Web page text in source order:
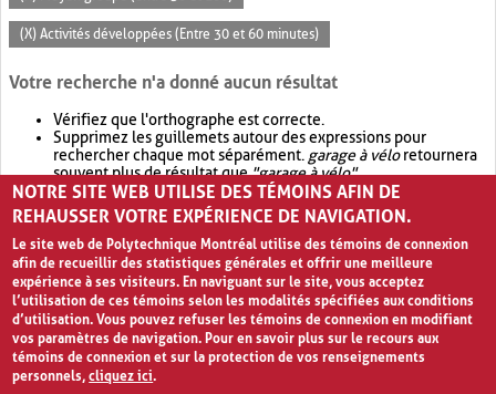
(X) Activités développées (Entre 30 et 60 minutes)
Votre recherche n'a donné aucun résultat
Vérifiez que l'orthographe est correcte.
Supprimez les guillemets autour des expressions pour
rechercher chaque mot séparément. garage à véloretournera
souvent plus de résultat que"garage à vélo".
Envisagez d'élargir votre recherche avec OR.garage OR vélo
retournera souvent plus de résultat quegarage à vélo
NOTRE SITE WEB UTILISE DES TÉMOINS AFIN DE
REHAUSSER VOTRE EXPÉRIENCE DE NAVIGATION.
Le site web de Polytechnique Montréal utilise des témoins de connexion
afin de recueillir des statistiques générales et offrir une meilleure
expérience à ses visiteurs. En naviguant sur le site, vous acceptez
l’utilisation de ces témoins selon les modalités spécifiées aux conditions
d’utilisation. Vous pouvez refuser les témoins de connexion en modifiant
vos paramètres de navigation. Pour en savoir plus sur le recours aux
témoins de connexion et sur la protection de vos renseignements
personnels,cliquez ici.